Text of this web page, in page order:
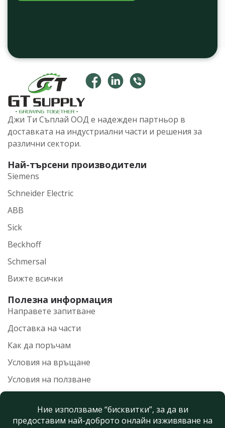
Джи Ти Съплай ООД е надежден партньор в
доставката на индустриални части и решения за
различни сектори.
Най-търсени производители
Siemens
Schneider Electric
ABB
Sick
Beckhoff
Schmersal
Вижте всички
Полезна информация
Направете запитване
Доставка на части
Как да поръчам
Условия на връщане
Условия на ползване
Нашите контакти